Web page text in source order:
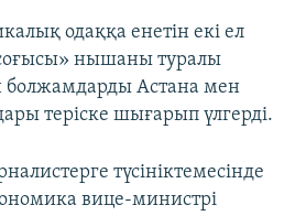
одаққа енетін екі ел
нышаны туралы
болжамдарды Астана мен
теріске шығарып үлгерді.
түсініктемесінде
вице-министрі